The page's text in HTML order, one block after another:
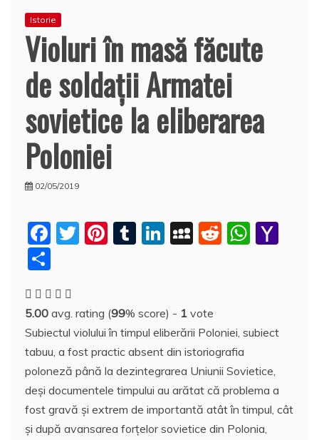
Istorie
Violuri în masă făcute
de soldații Armatei
sovietice la eliberarea
Poloniei
02/05/2019
F
e
b
o
o
k
T
er
Pi
e
st
T
r
Li
e
dI
n
M
p
a
c
e
R
t
W
A
p
o
a
rt
aj
e
a
z
ă
5.00 avg. rating (99% score) - 1 vote
Subiectul violului în timpul eliberării Poloniei, subiect
tabuu, a fost practic absent din istoriografia
poloneză până la dezintegrarea Uniunii Sovietice,
deși documentele timpului au arătat că problema a
fost gravă și extrem de importantă atât în timpul, cât
și după avansarea forțelor sovietice din Polonia,